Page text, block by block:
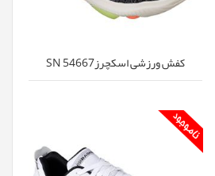
کفش ورزشی اسکچرزSN 54667